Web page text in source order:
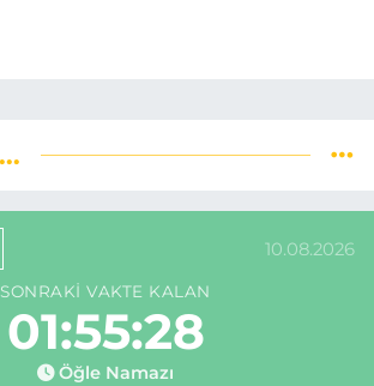
10.08.2026
SONRAKI VAKTE KALAN
01:55:27
Öğle Namazı